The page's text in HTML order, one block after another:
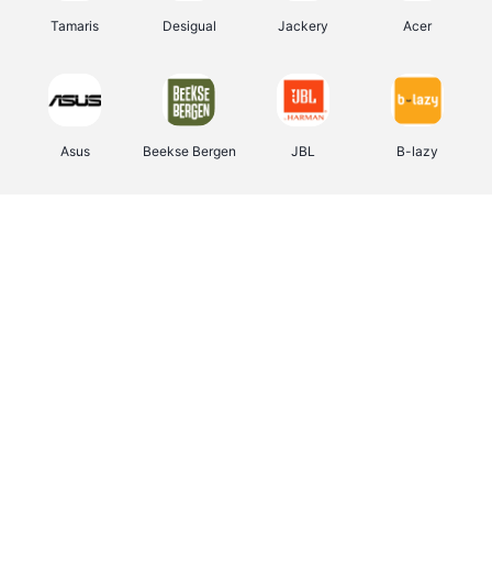
Tamaris Desigual Jackery Acer
Asus Beekse Bergen JBL B-lazy